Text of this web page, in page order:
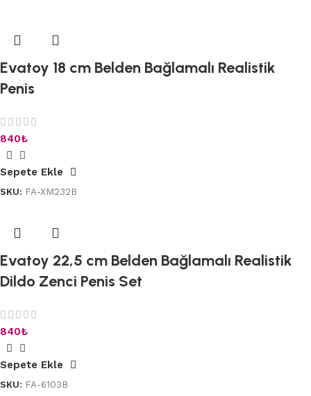
Evatoy 18 cm Belden Bağlamalı Realistik
Penis
840₺
Sepete Ekle
SKU: FA-XM232B
Evatoy 22,5 cm Belden Bağlamalı Realistik
Dildo Zenci Penis Set
840₺
Sepete Ekle
SKU: FA-6103B